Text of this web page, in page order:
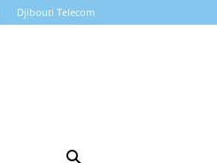
Djibouti Telecom